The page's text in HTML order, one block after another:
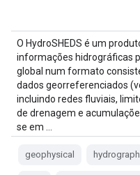
O HydroSHEDS é um
informações hidrográficas
global num formato
dados georreferenciados
incluindo redes fluviais,
de drenagem e
se em …
geophysical